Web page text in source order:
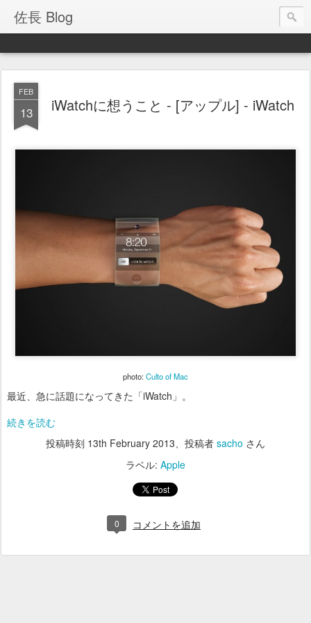
佐長 Blog
FEB
13 iWatchに想うこと - [アップル] - iWatch
photo:Culto of Mac
最近、急に話題になってきた「iWatch」。
続きを読む
投稿時刻 13th February 2013、投稿者 sacho さん
ラベル: Apple
0 コメントを追加